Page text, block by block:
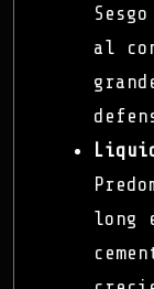
al
long